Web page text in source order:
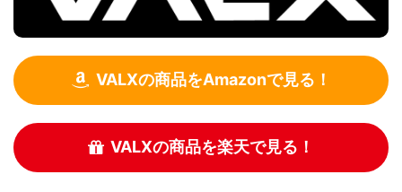
VALXの商品をAmazonで見る！
VALXの商品を楽天で見る！